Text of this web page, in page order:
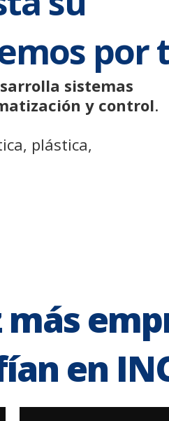
por
sistemas
y control.
plástica,
más
en